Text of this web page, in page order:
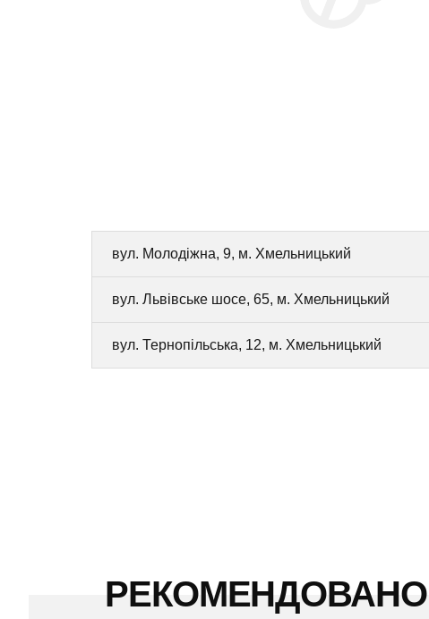
вул. Молодіжна, 9, м. Хмельницький
вул. Львівське шосе, 65, м. Хмельницький
вул. Тернопільська, 12, м. Хмельницький
РЕКОМЕНДОВАНО